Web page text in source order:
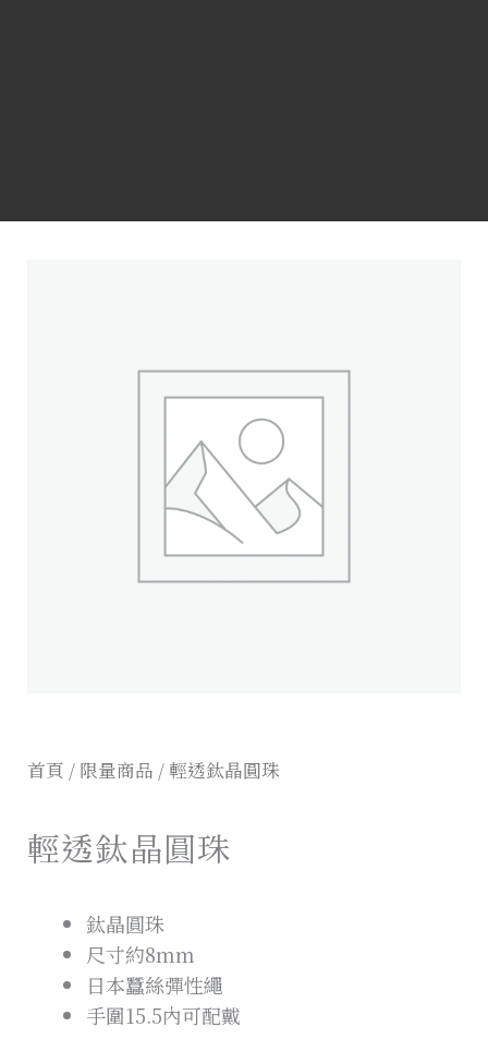
首頁 / 限量商品 / 輕透鈦晶圓珠
輕透鈦晶圓珠
鈦晶圓珠
尺寸約8mm
日本蠶絲彈性繩
手圍15.5內可配戴